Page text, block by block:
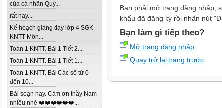
của cá nhân Quý...
rất hay...
Kế hoạch giảng dạy lớp 4 SGK -
KNTT Môn...
Toán 1 KNTT. Bài 1 Tiết 2....
Toán 1 KNTT. Bài 1 Tiết 1....
Toán 1 KNTT. Bài Các số từ 0
đến 10...
Bài soạn hay. Cảm ơn thầy Nam
nhiều nhé ❤️❤️❤️❤️❤️❤️...
Bạn phải mở trang đăng nhập,
khẩu đã đăng ký rồi nhấn nút
Bạn làm gì tiếp theo?
Mở trang đăng nhập
Quay trở lại trang trước